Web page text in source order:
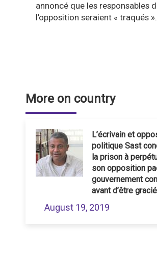
annoncé que les responsables
l'opposition seraient « traqués ».
More on country
L’écrivain et
politique Sast
la prison à
son opposition
gouvernement
avant d’être gracié
August 19, 2019